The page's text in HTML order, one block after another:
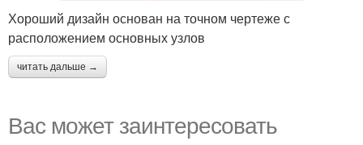
Хороший дизайн основан на точном чертеже с
расположением основных узлов
читать дальше →
Вас может заинтересовать